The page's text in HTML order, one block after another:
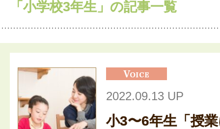
「小学校3年生」の記事一覧
2022.09.13 UP
小3〜6年生「授